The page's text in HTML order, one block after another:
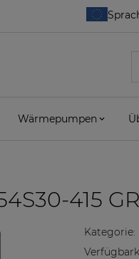
Wärmepumpen
415
Kategorie: